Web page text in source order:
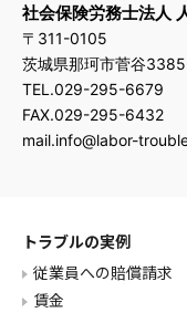
リスキリング（
外国人労働者の安全配
社会保険労務士法人
〒311-0105
茨城県那珂市菅谷
TEL.029-295-6679
FAX.029-295-6432
mail.info@labor-
トラブルの実例
従業員への賠償請求
賃金